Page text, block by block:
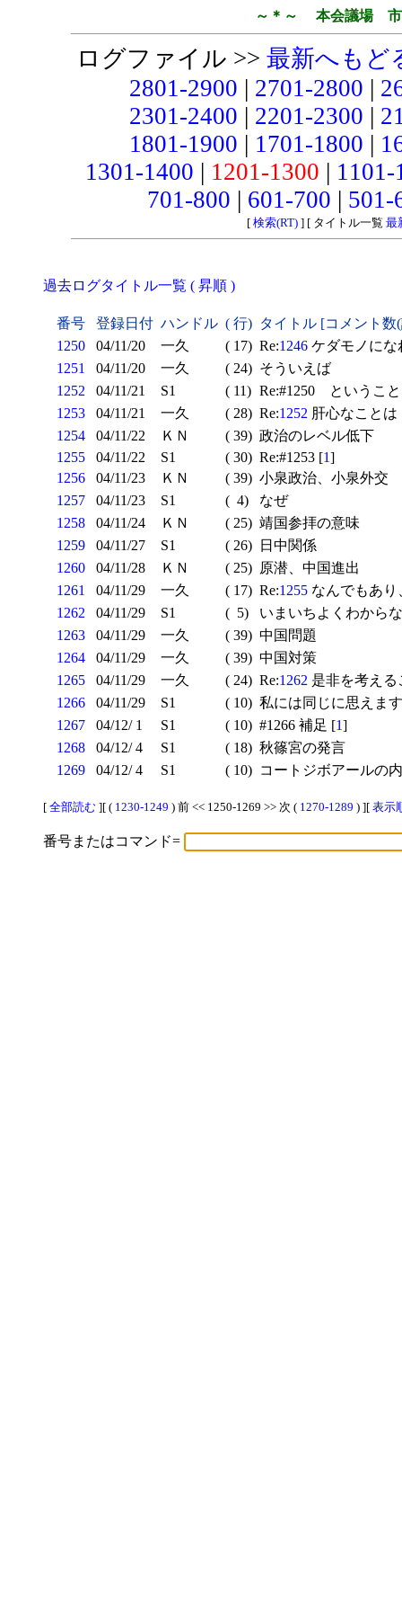
～＊～ 本会議場 市
ログファイル >> 最新へもど
2801-2900 | 2701-2800 |
2301-2400 | 2201-2300 |
1801-1900 | 1701-1800 |
1301-1400 | 1201-1300 |
701-800 | 601-700 |
[ 検索(RT)] [ タイトル一覧 最
過去ログタイトル一覧 ( 昇順 )
番号 登録日付 ハンドル ( 行) タイトル [コメント
1250
04/11/20 一久 ( 17) Re:1246 ケダモノにな
1251
04/11/20 一久 ( 24) そういえば
1252
04/11/21 S1 ( 11) Re:#1250 というこ
1253
04/11/21 一久 ( 28) Re:1252 肝心なことは
1254
04/11/22 ＫＮ ( 39) 政治のレベル低下
1255
04/11/22 S1 ( 30) Re:#1253 [1]
1256
04/11/23 ＫＮ ( 39) 小泉政治、小泉外交
1257
04/11/23 S1 ( 4)
なぜ
1258
04/11/24 ＫＮ ( 25) 靖国参拝の意味
1259
04/11/27 S1 ( 26)
日中関係
1260
04/11/28 ＫＮ ( 25) 原潜、中国進出
1261
04/11/29 一久 ( 17) Re:1255 なんでもあ
1262
04/11/29 S1 ( 5)
いまいちよくわから
1263
04/11/29 一久 ( 39) 中国問題
1264
04/11/29 一久 ( 39) 中国対策
1265
04/11/29 一久 ( 24) Re:1262 是非を考え
1266
04/11/29 S1 ( 10) 私には同じに思えます
1267
04/12/ 1 S1 ( 10) #1266 補足 [1]
1268
04/12/ 4 S1 ( 18) 秋篠宮の発言
1269
04/12/ 4 S1 ( 10) コートジボアールの
[ 全部読む ][ ( 1230-1249 ) 前 << 1250-1269 >> 次 ( 1270-1289 ) ][ 表示
番号またはコマンド=